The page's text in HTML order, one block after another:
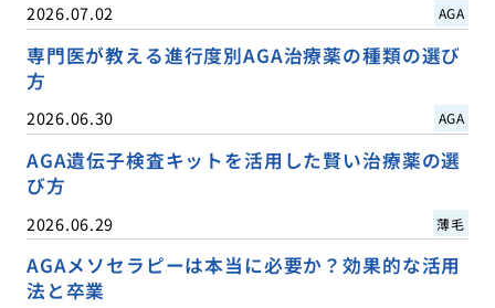
2026.07.02 AGA
専門医が教える進行度別AGA治療薬の種類の選び
方
2026.06.30 AGA
AGA遺伝子検査キットを活用した賢い治療薬の選
び方
2026.06.29 薄毛
AGAメソセラピーは本当に必要か？効果的な活用
法と卒業